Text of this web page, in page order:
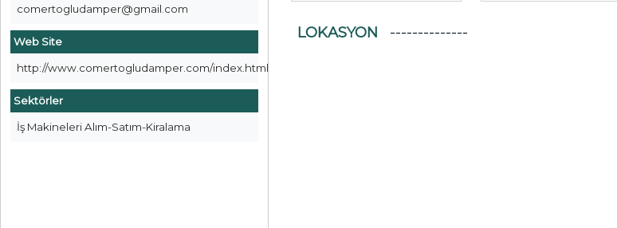
comertogludamper@gmail.com
Web Site
http://www.comertogludamper.com/index.html
Sektörler
İş Makineleri Alım-Satım-Kiralama
LOKASYON